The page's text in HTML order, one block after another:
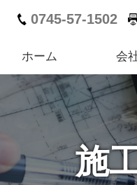
0745-57-1502
ホーム 会
施